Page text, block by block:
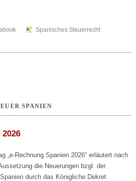
Spanisches Steuerrecht
SPANIEN
„e-Rechnung Spanien 2026“ erläutert nach
die Neuerungen bzgl. der
durch das Königliche Dekret